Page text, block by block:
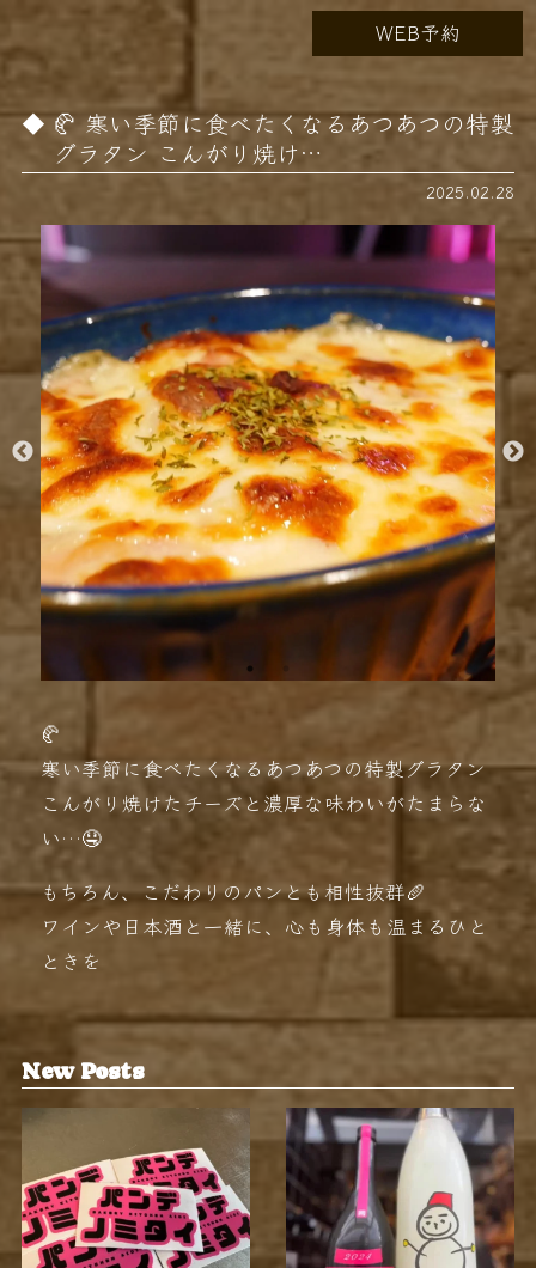
WEB予約
🥐 寒い季節に食べたくなるあつあつの特製
グラタン こんがり焼け…
2025.02.28
🥐
寒い季節に食べたくなるあつあつの特製グラタン
こんがり焼けたチーズと濃厚な味わいがたまらな
い…🤤
もちろん、こだわりのパンとも相性抜群🥖
ワインや日本酒と一緒に、心も身体も温まるひと
ときを
New Posts